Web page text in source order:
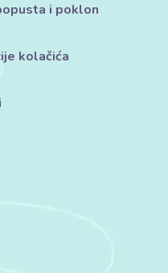
i poklon
kolačića